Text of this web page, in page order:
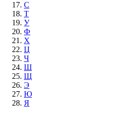
С
Т
У
Ф
Х
Ц
Ч
Ш
Щ
Э
Ю
Я